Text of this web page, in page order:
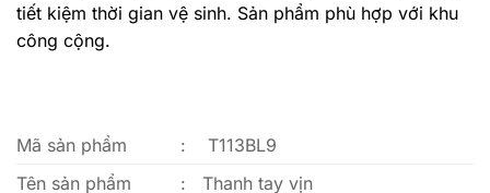
tiết kiệm thời gian vệ sinh. Sản phẩm phù hợp với khu
công cộng.
Mã sản phẩm :
T113BL9
Tên sản phẩm
:
Thanh tay vịn